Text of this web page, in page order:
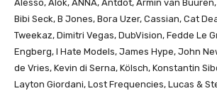
Alesso, Alok, ANNA, Antdot, Armin van
Bibi Seck, B Jones, Bora Uzer, Cassian, Cat
Tweekaz, Dimitri Vegas, DubVision, Fedde Le
Engberg, I Hate Models, James Hype, John
de Vries, Kevin di Serna, Kölsch, Konstantin
Layton Giordani, Lost Frequencies, Lucas &